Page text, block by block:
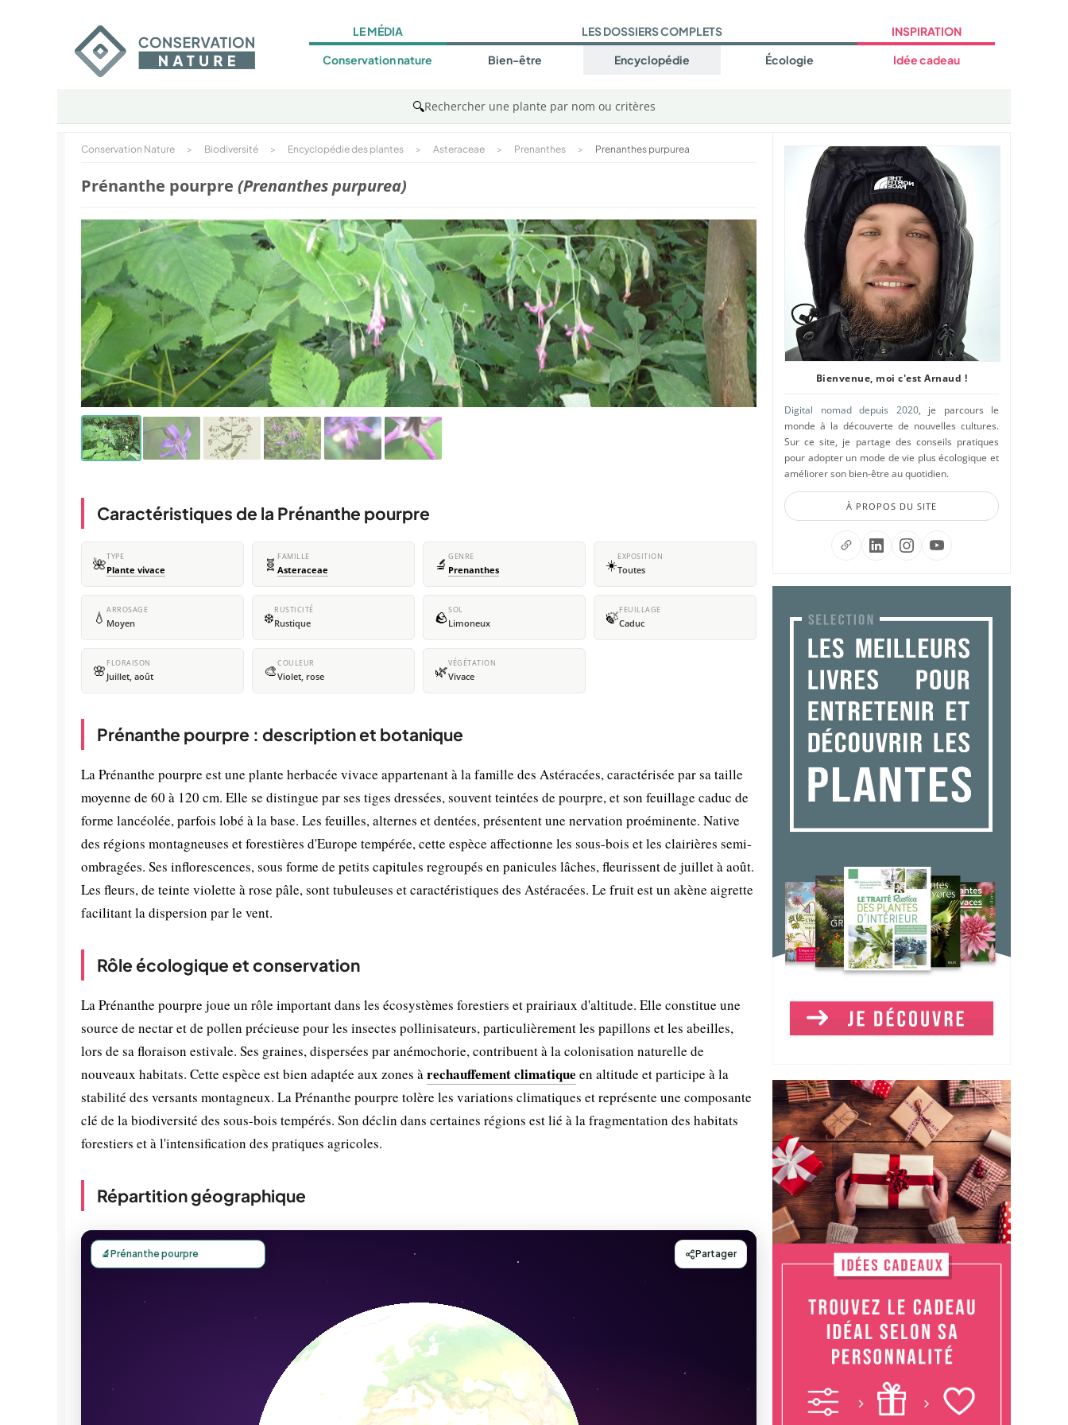
LE MÉDIA
Conservation nature
LES DOSSIERS COMPLETS
Bien-être Encyclopédie Écologie
INSPIRATION
Idée cadeau
🔍Rechercher une plante par nom ou critères
Conservation Nature > Biodiversité > Encyclopédie des plantes > Asteraceae > Prenanthes > Prenanthes purpurea
Prénanthe pourpre (Prenanthes purpurea)
Caractéristiques de la Prénanthe pourpre
🌺TYPE
Plante vivace 🧬 FAMILLE
Asteraceae 🔬 GENRE
Prenanthes ☀️EXPOSITION
Toutes
💧 ARROSAGE
Moyen ❄️RUSTICITÉ
Rustique 🪨SOL
Limoneux 🍃FEUILLAGE
Caduc
🌸 FLORAISON
Juillet, août 🎨COULEUR
Violet, rose 🌿VÉGÉTATION
Vivace
Prénanthe pourpre : description et botanique
La Prénanthe pourpre est une plante herbacée vivace appartenant à la famille des Astéracées, caractérisée par sa taille
moyenne de 60 à 120 cm. Elle se distingue par ses tiges dressées, souvent teintées de pourpre, et son feuillage caduc de
forme lancéolée, parfois lobé à la base. Les feuilles, alternes et dentées, présentent une nervation proéminente. Native
des régions montagneuses et forestières d'Europe tempérée, cette espèce affectionne les sous-bois et les clairières semi-
ombragées. Ses inflorescences, sous forme de petits capitules regroupés en panicules lâches, fleurissent de juillet à août.
Les fleurs, de teinte violette à rose pâle, sont tubuleuses et caractéristiques des Astéracées. Le fruit est un akène aigrette
facilitant la dispersion par le vent.
Rôle écologique et conservation
La Prénanthe pourpre joue un rôle important dans les écosystèmes forestiers et prairiaux d'altitude. Elle constitue une
source de nectar et de pollen précieuse pour les insectes pollinisateurs, particulièrement les papillons et les abeilles,
lors de sa floraison estivale. Ses graines, dispersées par anémochorie, contribuent à la colonisation naturelle de
nouveaux habitats. Cette espèce est bien adaptée aux zones àrechauffement climatique en altitude et participe à la
stabilité des versants montagneux. La Prénanthe pourpre tolère les variations climatiques et représente une composante
clé de la biodiversité des sous-bois tempérés. Son déclin dans certaines régions est lié à la fragmentation des habitats
forestiers et à l'intensification des pratiques agricoles.
Répartition géographique
Bienvenue, moi c'est Arnaud !
Digital nomad depuis 2020, je parcours le
monde à la découverte de nouvelles cultures.
Sur ce site, je partage des conseils pratiques
pour adopter un mode de vie plus écologique et
améliorer son bien-être au quotidien.
À PROPOS DU SITE